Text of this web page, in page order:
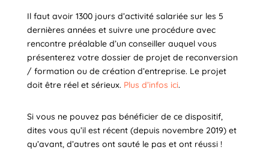
Il faut avoir 1300 jours d’activité salariée sur les 5
dernières années et suivre une procédure avec
rencontre préalable d’un conseiller auquel vous
présenterez votre dossier de projet de reconversion
/ formation ou de création d’entreprise. Le projet
doit être réel et sérieux. Plus d’infos ici.
Si vous ne pouvez pas bénéficier de ce dispositif,
dites vous qu’il est récent (depuis novembre 2019) et
qu’avant, d’autres ont sauté le pas et ont réussi !